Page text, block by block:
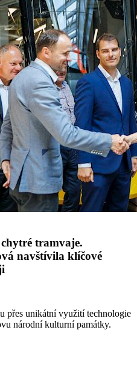
tramvaje.
navštívila klíčové
přes unikátní využití technologie
národní kulturní památky.